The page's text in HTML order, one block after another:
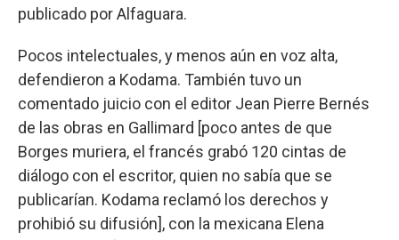
publicado por Alfaguara.
Pocos intelectuales, y menos aún en voz alta,
defendieron a Kodama. También tuvo un
comentado juicio con el editor Jean Pierre Bernés
de las obras en Gallimard [poco antes de que
Borges muriera, el francés grabó 120 cintas de
diálogo con el escritor, quien no sabía que se
publicarían. Kodama reclamó los derechos y
prohibió su difusión], con la mexicana Elena